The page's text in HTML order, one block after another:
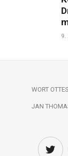
9.
WORT OTTES
JAN